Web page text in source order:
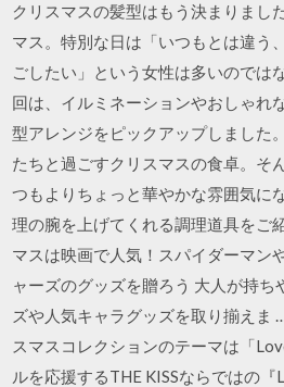
クリスマスの髪型はもう決まりまし
マス。特別な日は「いつもとは違う
ごしたい」という女性は多いのでは
回は、イルミネーションやおしゃれ
型アレンジをピックアップしました
たちと過ごすクリスマスの食卓。そ
つもよりちょっと華やかな雰囲気に
理の腕を上げてくれる調理道具をご
マスは映画で人気！スパイダーマン
ャーズのグッズを贈ろう 大人が持ち
ズや人気キャラグッズを取り揃え
スマスコレクションのテーマは「
ルを応援するTHE KISSならではの